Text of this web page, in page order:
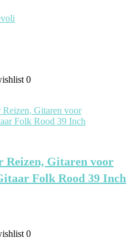
0
Reizen, Gitaren voor
Folk Rood 39 Inch
0